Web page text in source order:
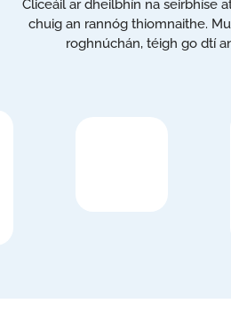
Cliceáil ar dheilbhín na seirbhíse
chuig an rannóg thiomnaithe.
roghnúchán, téigh go dtí